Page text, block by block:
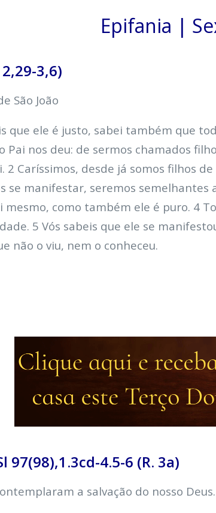
Epifania |
3,6)
São João
que ele é justo, sabei também que
nos deu: de sermos chamados
2 Caríssimos, desde já somos filhos
se manifestar, seremos
mesmo, como também ele é puro. 4
5 Vós sabeis que ele se
não o viu, nem o conheceu.
97(98),1.3cd-4.5-6 (R. 3a)
a salvação do nosso Deus.